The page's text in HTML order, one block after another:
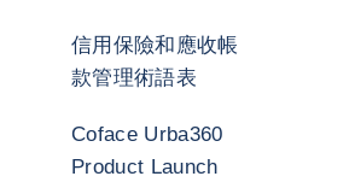
信用保險和應收帳
款管理術語表
Coface Urba360
Product Launch